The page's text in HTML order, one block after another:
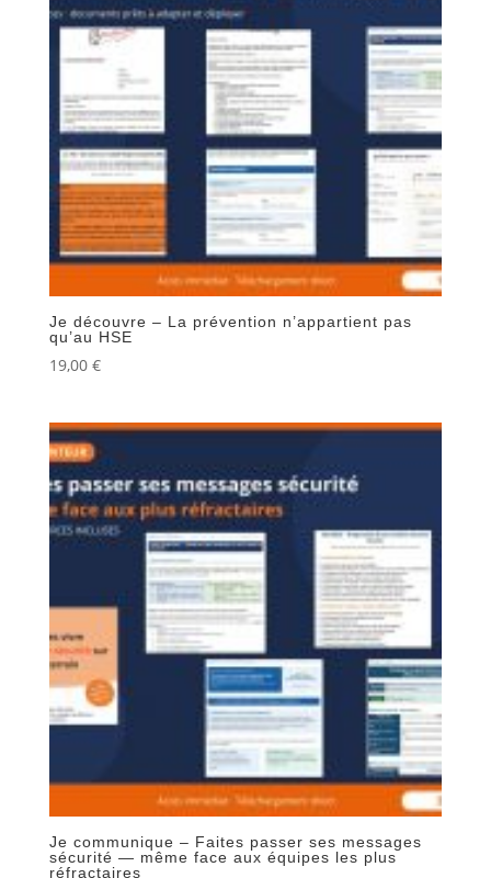
Je découvre – La prévention n’appartient pas
qu’au HSE
19,00 €
Je communique – Faites passer ses messages
sécurité — même face aux équipes les plus
réfractaires